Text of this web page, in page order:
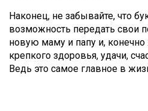
Наконец, не забывайте, что
возможность передать свои
новую маму и папу и,
крепкого здоровья, удачи,
Ведь это самое главное в